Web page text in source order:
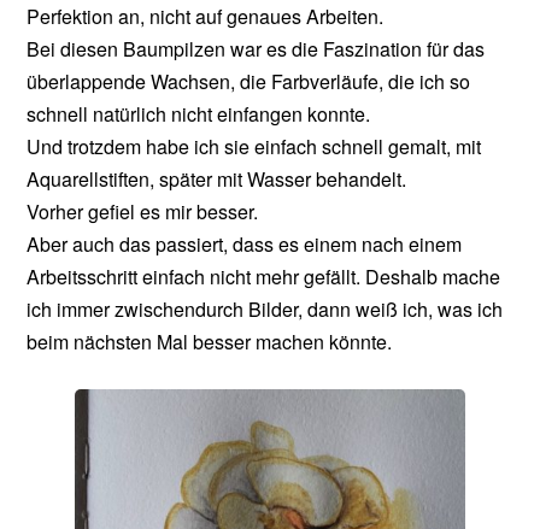
Perfektion an, nicht auf genaues Arbeiten.
Bei diesen Baumpilzen war es die Faszination für das
überlappende Wachsen, die Farbverläufe, die ich so
schnell natürlich nicht einfangen konnte.
Und trotzdem habe ich sie einfach schnell gemalt, mit
Aquarellstiften, später mit Wasser behandelt.
Vorher gefiel es mir besser.
Aber auch das passiert, dass es einem nach einem
Arbeitsschritt einfach nicht mehr gefällt. Deshalb mache
ich immer zwischendurch Bilder, dann weiß ich, was ich
beim nächsten Mal besser machen könnte.